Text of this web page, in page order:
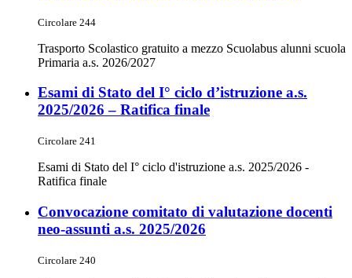
Circolare 244
Trasporto Scolastico gratuito a mezzo Scuolabus alunni scuola
Primaria a.s. 2026/2027
Esami di Stato del I° ciclo d’istruzione a.s.
2025/2026 – Ratifica finale
Circolare 241
Esami di Stato del I° ciclo d'istruzione a.s. 2025/2026 -
Ratifica finale
Convocazione comitato di valutazione docenti
neo-assunti a.s. 2025/2026
Circolare 240